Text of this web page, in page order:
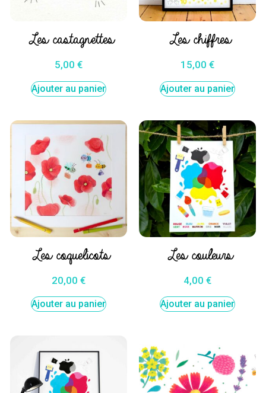
Les castagnettes
5,00 €
Ajouter au panier
Les chiffres
15,00 €
Ajouter au panier
Les coquelicots
20,00 €
Ajouter au panier
Les couleurs
4,00 €
Ajouter au panier